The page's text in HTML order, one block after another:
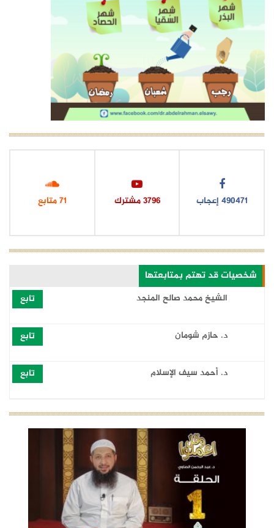
543907 إعجاب 4209مشترك 78متابع
شخصيات قد تهتم بمتابعتها
الشيخ محمد صالح المنجد تابع
‏د. حازم شومان تابع
د. أحمد سيف الإسلام تابع
د. غريب رمضان تابع
د. خالد الحداد